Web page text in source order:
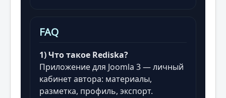
FAQ
1) Что такое Rediska?
Приложение для Joomla 3 — личный
кабинет автора: материалы,
разметка, профиль, экспорт.